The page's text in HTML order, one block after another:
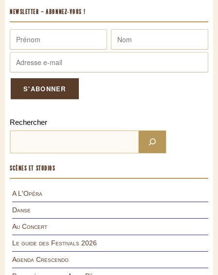
NEWSLETTER – ABONNEZ-VOUS !
Rechercher
SCÈNES ET STUDIOS
A L'Opéra
Danse
Au Concert
Le guide des Festivals 2026
Agenda Crescendo